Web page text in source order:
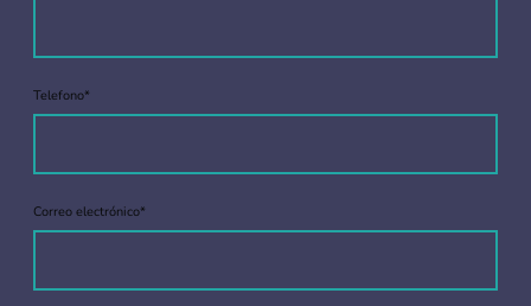
Telefono*
Correo electrónico*